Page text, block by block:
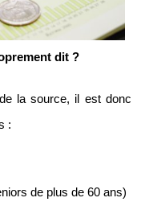
dit ?
la source, il est donc
:
de plus de 60 ans)